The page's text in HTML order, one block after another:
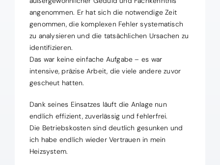
angenommen. Er hat sich die notwendige Zeit
genommen, die komplexen Fehler systematisch
zu analysieren und die tatsächlichen Ursachen zu
identifizieren.
Das war keine einfache Aufgabe – es war
intensive, präzise Arbeit, die viele andere zuvor
gescheut hatten.
Dank seines Einsatzes läuft die Anlage nun
endlich effizient, zuverlässig und fehlerfrei.
Die Betriebskosten sind deutlich gesunken und
ich habe endlich wieder Vertrauen in mein
Heizsystem.